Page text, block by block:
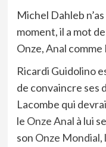
Michel Dahleb
moment, il a mot
Onze,Anal comme
Ricardi Guidolino
de convaincre ses
Lacombe qui
le Onze Anal à lui
son Onze Mondial,